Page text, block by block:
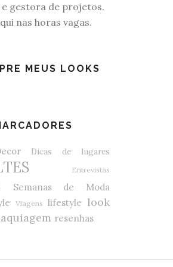
gestora de projetos.
nas horas vagas.
MEUS LOOKS
Dicas de lugares
Entrevistas
Semanas de Moda
Viagens lifestyle look
resenhas